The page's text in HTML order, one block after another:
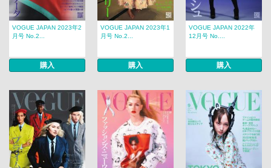
VOGUE JAPAN 2023年2
月号 No.2...
購入
VOGUE JAPAN 2023年1
月号 No.2...
購入
VOGUE JAPAN 2022年
12月号 No....
購入